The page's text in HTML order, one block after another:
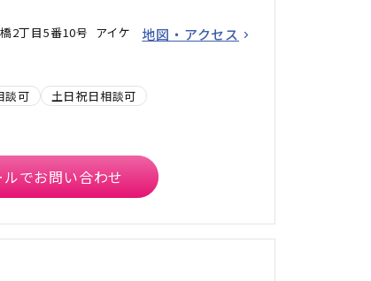
2丁目5番10号 アイケ
地図・アクセス
談可
土日祝日相談可
ルでお問い合わせ